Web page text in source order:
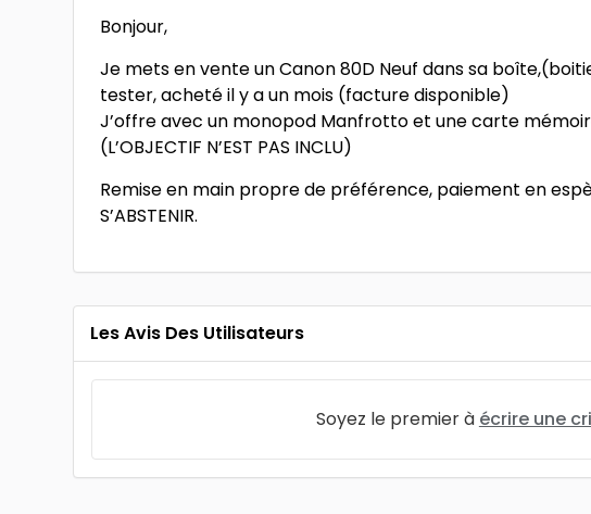
Bonjour,
Je mets en vente un Canon 80D Neuf dans sa
tester, acheté il y a un mois (facture disponible)
J’offre avec un monopod Manfrotto et une carte
(L’OBJECTIF N’EST PAS INCLU)
Remise en main propre de préférence, paiement en
S’ABSTENIR.
Les Avis Des Utilisateurs
Soyez le premier à écrire une